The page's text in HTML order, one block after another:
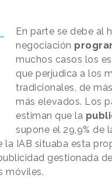
En parte se debe al
negociación
muchos casos los
que perjudica a los
tradicionales, de
más elevados. Los
estiman que la
supone el 29,9% de
IAB situaba esta
gestionada
móviles.